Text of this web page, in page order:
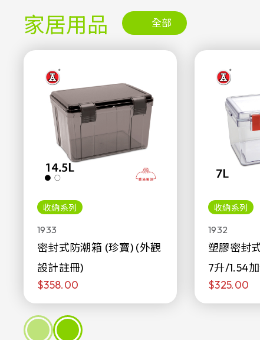
家居用品 全部
收納系列
1933
密封式防潮箱 (珍寶) (外觀
設計註冊)
$358.00
收納系列
1932
塑膠密封
7升/1.54
$325.00